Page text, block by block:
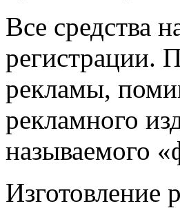
Все средства
регистрации.
рекламы,
рекламного
называемого
Изготовление